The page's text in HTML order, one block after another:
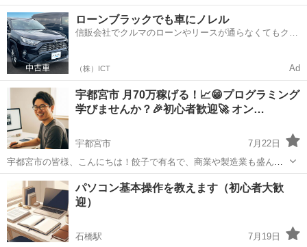
ローンブラックでも車にノレル
信販会社でクルマのローンやリースが通らなくてもクル
（株）ICT Ad
宇都宮市 月70万稼げる！📈😁プログラミング
学びませんか？🎉初心者歓迎🚀 オン…
宇都宮市
7月22日
宇都宮市の皆様、こんにちは！餃子で有名で、商業や製造業も盛んな
この街で、プログラミングのスキルを身につけてみませんか？ （レッ
スンはオンラインでどこからでも受講可能です！） 少し大げさに聞こ
えるかもしれません...
栃木 宇都宮市 プログラミング オンライン
パソコン基本操作を教えます（初心者大歓
迎）
石橋駅
7月19日